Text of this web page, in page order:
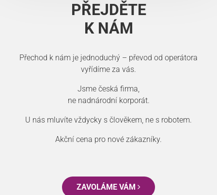
PŘEJDĚTE
K NÁM
Přechod k nám je jednoduchý – převod od operátora
vyřídíme za vás.
Jsme česká firma,
ne nadnárodní korporát.
U nás mluvíte vždycky s člověkem, ne s robotem.
Akční cena pro nové zákazníky.
ZAVOLÁME VÁM